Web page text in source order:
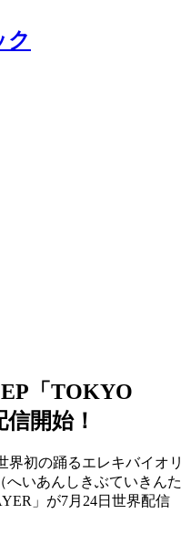
「TOKYO
開始！
界初の踊るエレキバイオリ
へいあんしきぶていきんた
」が7月24日世界配信